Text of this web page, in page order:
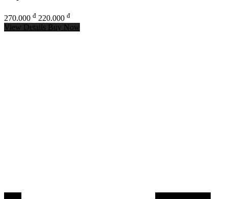
270.000 đ 220.000 đ
View Details Buy Now